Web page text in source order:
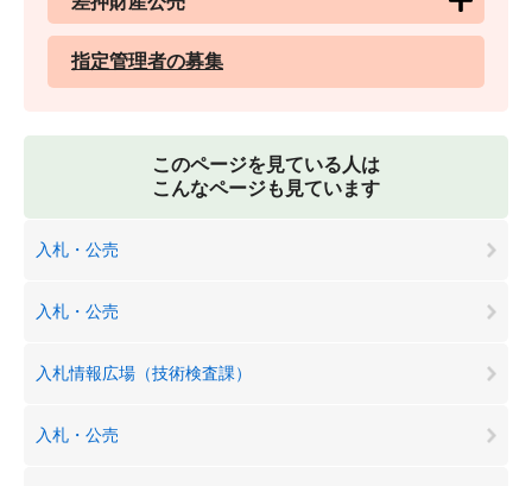
指定管理者の募集
このページを見ている人は
こんなページも見ています
入札・公売
入札・公売
入札情報広場（技術検査課）
入札・公売